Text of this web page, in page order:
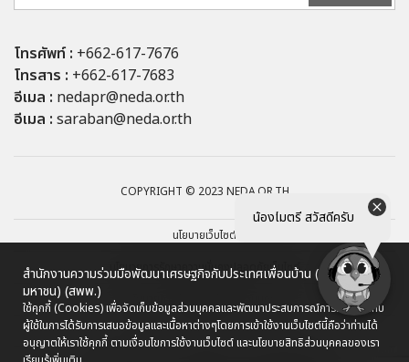
น้องไมตรี สวัสดีครับ
โทรศัพท์ : +662-617-7676
โทรสาร : +662-617-7683
อีเมล : nedapr@neda.or.th
อีเมล : saraban@neda.or.th
COPYRIGHT © 2023 NEDA.OR.TH
นโยบายเว็บไซต์
นโยบายการรักษาความมั่นคงปลอดภัยเว็บไซต์
นโยบายการคุ้มครองข้อมูลส่วนบุคคล
ผังเว็บไซต์
สำนักงานความร่วมมือพัฒนาเศรษฐกิจกับประเทศเพื่อนบ้าน (องค์การ
มหาชน) (สพพ.)
ใช้คุกกี้ (Cookies) เพื่อจัดเก็บข้อมูลส่วนบุคคลและพัฒนาประสบการณ์การใช้งานให้กับ
ผู้ใช้ในการได้รับการเสนอข้อมูลและเนื้อหาต่างๆโดยการเข้าใช้งานเว็บไซต์นี้ถือว่าท่านได้
อนุญาตให้เราใช้คุกกี้ ตามเงื่อนไขการใช้งานเว็บไซต์ และนโยบายสิทธิส่วนบุคคลของเรา